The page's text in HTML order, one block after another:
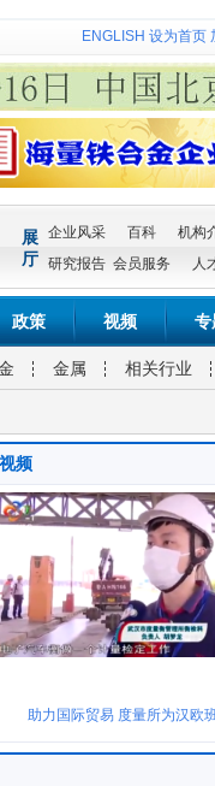
ENGLISH 设为首页
展
厅
企业风采 百科
机构
研究报告 会员服务 人
政策 视频 专
金属 相关行业
视频
助力国际贸易 度量所为汉欧